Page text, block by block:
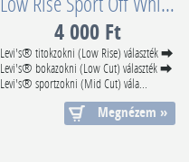
4 000 Ft
Levi's® titokzokni (Low Rise) választék ⮕
Levi's® bokazokni (Low Cut) választék ⮕
Levi's® sportzokni (Mid Cut) vála...
Megnézem »